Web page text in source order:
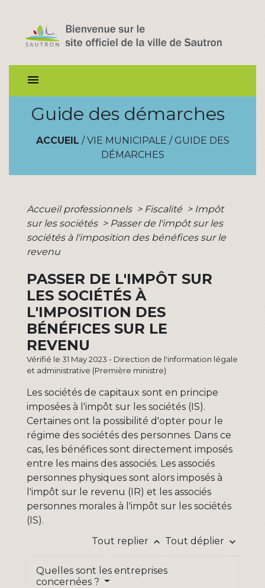
menu
Guide des démarches
ACCUEIL / VIE MUNICIPALE / GUIDE DES
DÉMARCHES
Accueil professionnels > Fiscalité > Impôt
sur les sociétés > Passer de l'impôt sur les
sociétés à l'imposition des bénéfices sur le
revenu
PASSER DE L'IMPÔT SUR
LES SOCIÉTÉS À
L'IMPOSITION DES
BÉNÉFICES SUR LE
REVENU
Vérifié le 31 May 2023 - Direction de l'information légale
et administrative (Première ministre)
Les sociétés de capitaux sont en principe
imposées à l'impôt sur les sociétés (IS).
Certaines ont la possibilité d'opter pour le
régime des sociétés des personnes. Dans ce
cas, les bénéfices sont directement imposés
entre les mains des associés. Les associés
personnes physiques sont alors imposés à
l'impôt sur le revenu (IR) et les associés
personnes morales à l'impôt sur les sociétés
(IS).
Tout replier keyboard_arrow_up Tout déplier keyboard_arrow_down
Quelles sont les entreprises
concernées ?